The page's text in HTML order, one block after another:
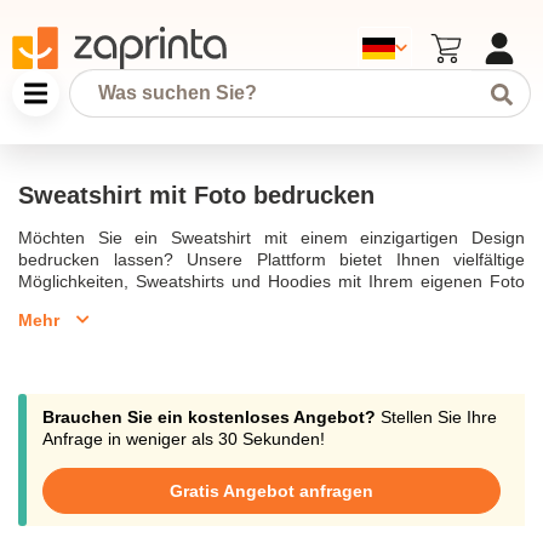
Sweatshirt mit Foto bedrucken
Möchten Sie ein Sweatshirt mit einem einzigartigen Design
bedrucken lassen? Unsere Plattform bietet Ihnen vielfältige
Möglichkeiten, Sweatshirts und Hoodies mit Ihrem eigenen Foto
gestalten, ein Hoodie mit eigenem Foto oder ein personalisiertes
Ihre Bekleidung in verschiedenen Farben und Größen, sodass Ihr
kreativer Ausdruck keine Grenzen gesetzt sind. Unsere
bedruckten Pullover und Kapuzenpullover sind beliebt bei Damen
persönlichen Stil zu zeigen. Nutzen Sie unseren Online-Designer
und Konfigurator, um ein individuelles Sweatshirt oder Hoodie zu
gestalten. Mit unserem Textildruck können Sie Fotos und Text für
Mehr
Brauchen Sie ein kostenloses Angebot? Stellen Sie Ihre
Anfrage in weniger als 30 Sekunden!
Gratis Angebot anfragen